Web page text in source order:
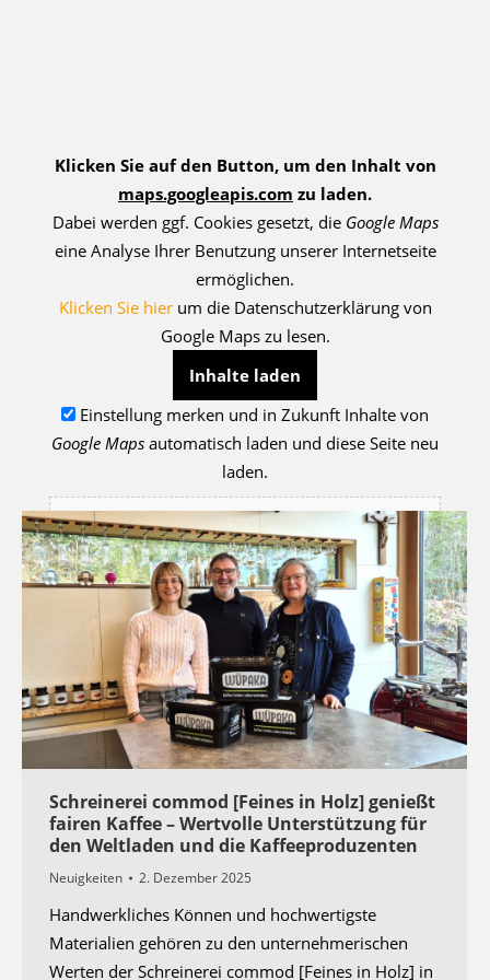
Klicken Sie auf den Button, um den Inhalt von
maps.googleapis.com zu laden.
Dabei werden ggf. Cookies gesetzt, die Google Maps
eine Analyse Ihrer Benutzung unserer Internetseite
ermöglichen.
Klicken Sie hierum die Datenschutzerklärung von
Google Maps zu lesen.
Inhalte laden
Einstellung merken und in Zukunft Inhalte von
Google Maps automatisch laden und diese Seite neu
laden.
Die Seite versucht ein externes Script zu
laden.Dies funktioniert eventuell nur, wenn Sie
automatisches Laden zulassen und diese Seite
neu laden
Schreinerei commod [Feines in Holz] genießt
fairen Kaffee – Wertvolle Unterstützung für
den Weltladen und die Kaffeeproduzenten
Neuigkeiten 2. Dezember 2025
Handwerkliches Können und hochwertigste
Materialien gehören zu den unternehmerischen
Werten der Schreinerei commod [Feines in Holz] in